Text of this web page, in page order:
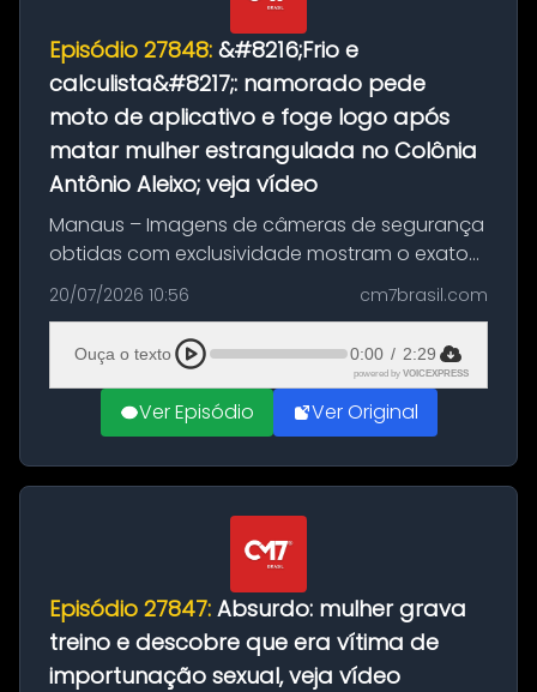
Episódio 27848: &#8216;Frio e
calculista&#8217;: namorado pede
moto de aplicativo e foge logo após
matar mulher estrangulada no Colônia
Antônio Aleixo; veja vídeo
Manaus – Imagens de câmeras de segurança
obtidas com exclusividade mostram o exato
momento da fuga do principal suspeito da
morte de Larissa Araújo, de 28 anos. O crime
ocorreu na noite deste último d...
20/07/2026 10:56 cm7brasil.com
Ouça o texto 0:00 / 2:29
powered by VOICEXPRESS
Ver Episódio Ver Original
Episódio 27847: Absurdo: mulher grava
treino e descobre que era vítima de
importunação sexual, veja vídeo